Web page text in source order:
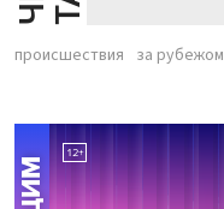
происшествия за рубежом